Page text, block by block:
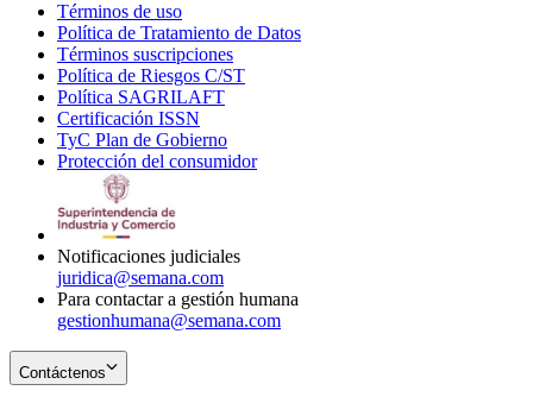
Términos de uso
in
new
window
Política de Tratamiento de Datos
Términos suscripciones
in
Política de Riesgos C/ST
Política SAGRILAFT
new
window
Certificación ISSN
in
new
TyC Plan de Gobierno
in
Protección del consumidorOpens
Notificaciones judiciales
juridica@semana.com
Para contactar a gestión humana
gestionhumana@semana.com
Contáctenos